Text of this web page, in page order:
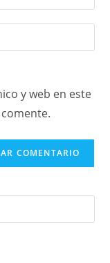
y web en este